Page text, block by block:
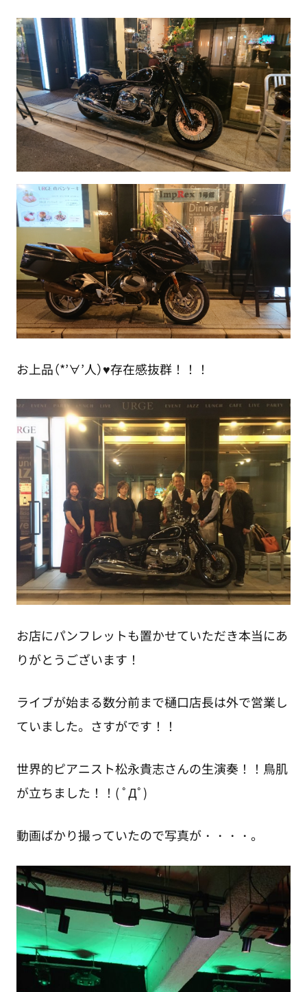
お上品（*’∀’人）♥存在感抜群！！！
お店にパンフレットも置かせていただき本当にあ
りがとうございます！
ライブが始まる数分前まで樋口店長は外で営業し
ていました。さすがです！！
世界的ピアニスト松永貴志さんの生演奏！！鳥肌
が立ちました！！( ﾟДﾟ)
動画ばかり撮っていたので写真が・・・・。